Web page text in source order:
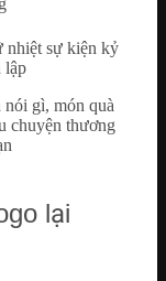
gì, món quà
chuyện thương
lại